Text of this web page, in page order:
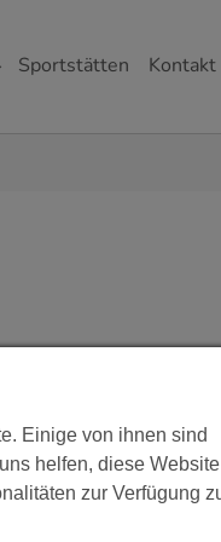
for "Aktuelles"
Sportstätten Kontakt
Einige von ihnen sind
helfen, diese Website
zur Verfügung